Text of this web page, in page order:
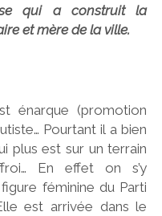
qui a construit la
et mère de la ville.
énarque (promotion
Pourtant il a bien
plus est sur un terrain
En effet on s’y
féminine du Parti
est arrivée dans le